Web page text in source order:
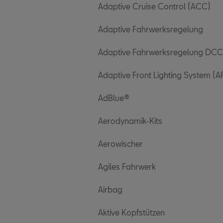
Adaptive Cruise Control (ACC)
Adaptive Fahrwerksregelung
Adaptive Fahrwerksregelung DCC
Adaptive Front Lighting System
AdBlue®
Aerodynamik-Kits
Aerowischer
Agiles Fahrwerk
Airbag
Aktive Kopfstützen